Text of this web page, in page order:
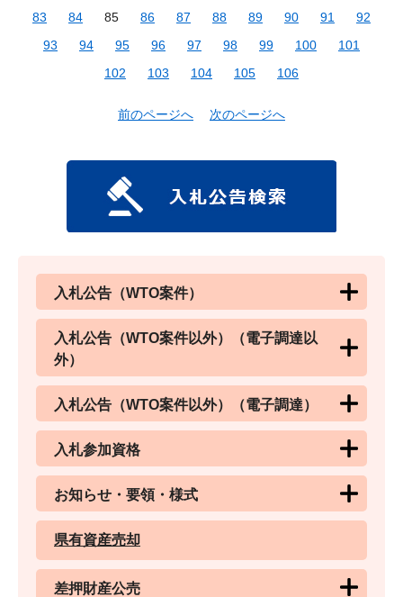
83
84 85 86 87 88 89 90 91
92
93
94 95 96 97 98 99 100
101
102
103 104 105 106
前のページへ 次のページへ
入札公告（WTO案件）
入札公告（WTO案件以外）（電子調達以
外）
入札公告（WTO案件以外）（電子調達）
入札参加資格
お知らせ・要領・様式
県有資産売却
差押財産公売